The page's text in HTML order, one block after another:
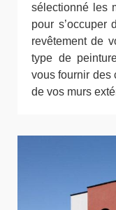
sélectionné les
pour s’occuper
revêtement de
type de
vous fournir des
de vos murs